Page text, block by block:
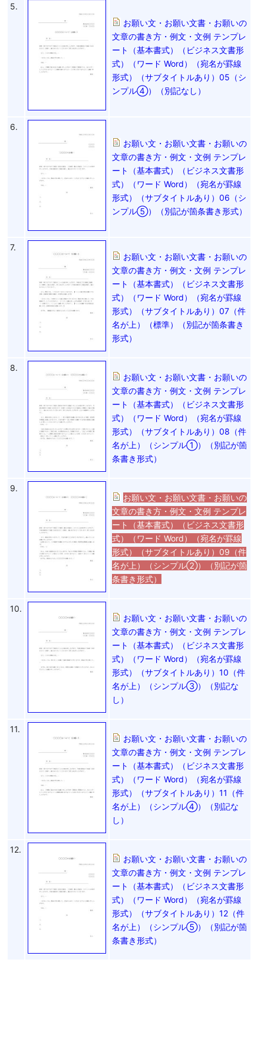
5.
お願い文・お願い文書・お願いの
文章の書き方・例文・文例 テンプレ
ート（基本書式）（ビジネス文書形
式）（ワード Word）（宛名が罫線
形式）（サブタイトルあり）05（シ
ンプル④）（別記なし）
6.
お願い文・お願い文書・お願いの
文章の書き方・例文・文例 テンプレ
ート（基本書式）（ビジネス文書形
式）（ワード Word）（宛名が罫線
形式）（サブタイトルあり）06（シ
ンプル⑤）（別記が箇条書き形式）
7.
お願い文・お願い文書・お願いの
文章の書き方・例文・文例 テンプレ
ート（基本書式）（ビジネス文書形
式）（ワード Word）（宛名が罫線
形式）（サブタイトルあり）07（件
名が上）（標準）（別記が箇条書き
形式）
8.
お願い文・お願い文書・お願いの
文章の書き方・例文・文例 テンプレ
ート（基本書式）（ビジネス文書形
式）（ワード Word）（宛名が罫線
形式）（サブタイトルあり）08（件
名が上）（シンプル①）（別記が箇
条書き形式）
9.
お願い文・お願い文書・お願いの
文章の書き方・例文・文例 テンプレ
ート（基本書式）（ビジネス文書形
式）（ワード Word）（宛名が罫線
形式）（サブタイトルあり）09（件
名が上）（シンプル②）（別記が箇
条書き形式）
10.
お願い文・お願い文書・お願いの
文章の書き方・例文・文例 テンプレ
ート（基本書式）（ビジネス文書形
式）（ワード Word）（宛名が罫線
形式）（サブタイトルあり）10（件
名が上）（シンプル③）（別記な
し）
11.
お願い文・お願い文書・お願いの
文章の書き方・例文・文例 テンプレ
ート（基本書式）（ビジネス文書形
式）（ワード Word）（宛名が罫線
形式）（サブタイトルあり）11（件
名が上）（シンプル④）（別記な
し）
12.
お願い文・お願い文書・お願いの
文章の書き方・例文・文例 テンプレ
ート（基本書式）（ビジネス文書形
式）（ワード Word）（宛名が罫線
形式）（サブタイトルあり）12（件
名が上）（シンプル⑤）（別記が箇
条書き形式）